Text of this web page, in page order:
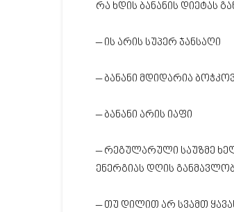
რა ხდის ბანანის დიეტას
– ის არის სუპერ ჯანსაღი
– ბანანი მდიდარია
– ბანანი არის იაფი
– რეგულარული საუზმე
ენერგიას დღის
– თუ დილით არ სვამთ